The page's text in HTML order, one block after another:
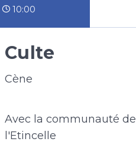
10:00
Culte
Cène
Avec la communauté de
l'Etincelle